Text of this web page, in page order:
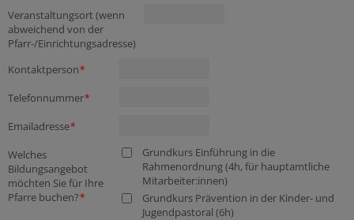
Veranstaltungsort (wenn
abweichend von der
Pfarr-/Einrichtungsadresse)
Kontaktperson*
Telefonnummer*
Emailadresse*
Welches
Bildungsangebot
möchten Sie für Ihre
Pfarre buchen?*
Grundkurs Einführung in die
Rahmenordnung (4h, für hauptamtliche
Mitarbeiter:innen)
Grundkurs Prävention in der Kinder- und
Jugendpastoral (6h)